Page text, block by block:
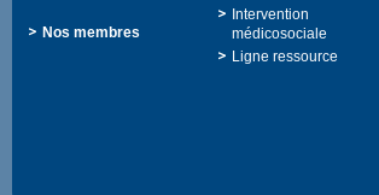
Nosmembres
Intervention
médicosociale
Ligneressource